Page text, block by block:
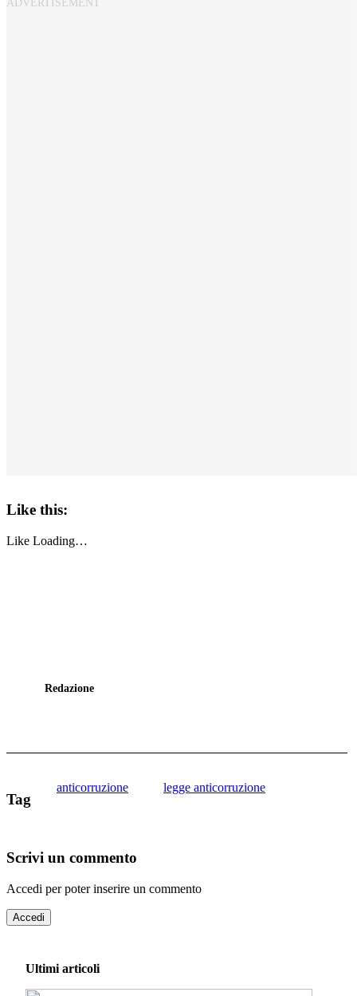
Like this:
Like Loading…
Redazione
Tag
anticorruzione legge anticorruzione
Scrivi un commento
Accedi per poter inserire un commento
Accedi
Ultimi articoli